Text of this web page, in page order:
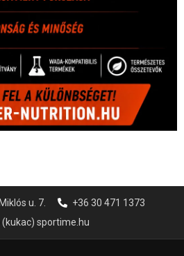
u. 7.
+36 30 471 1373
sportime.hu